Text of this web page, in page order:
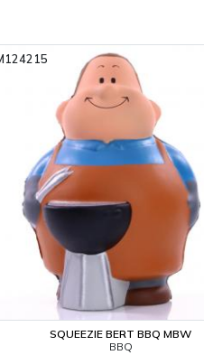
SQUEEZIE BERT BBQ MBW
BBQ